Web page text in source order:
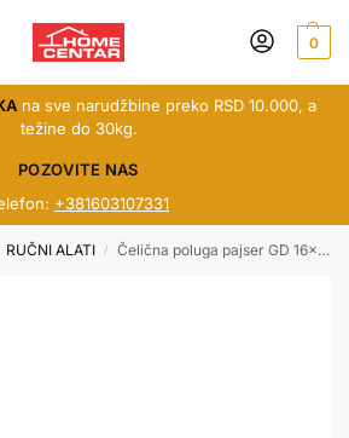
0
na sve narudžbine preko RSD 10.000, a
težine do 30kg.
POZOVITE NAS
+381603107331
RUČNI ALATI / Čelična poluga pajser GD 16x600mm 350702